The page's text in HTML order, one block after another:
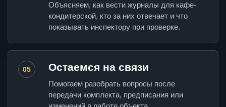
Объясняем, как вести журналы для кафе-
кондитерской, кто за них отвечает и что
показывать инспектору при проверке.
05 Остаемся на связи
Помогаем разобрать вопросы после
передачи комплекта, предписания или